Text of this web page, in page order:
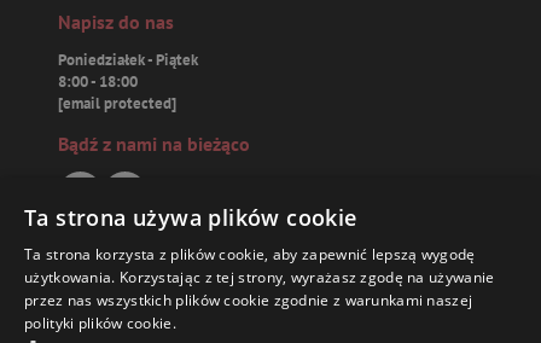
64,34 ZŁ
Napisz do nas
Poniedziałek - Piątek
8:00 - 18:00
[email protected]
Bądź z nami na bieżąco
Paskarz.pl
Zamówienia
Ta strona używa plików cookie
Ta strona korzysta z plików cookie, aby zapewnić lepszą wygodę
użytkowania. Korzystając z tej strony, wyrażasz zgodę na używanie
przez nas wszystkich plików cookie zgodnie z warunkami naszej
polityki plików cookie.